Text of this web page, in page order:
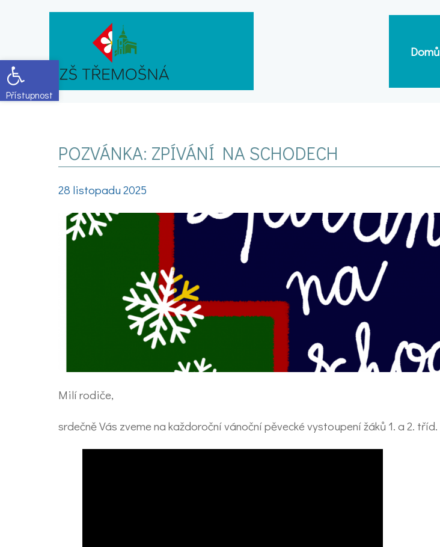
Open toolbar
Domů
POZVÁNKA: ZPÍVÁNÍ NA SCHODECH
28 listopadu 2025
Milí rodiče,
srdečně Vás zveme na každoroční vánoční pěvecké vystoupení žáků 1. a 2. tříd.